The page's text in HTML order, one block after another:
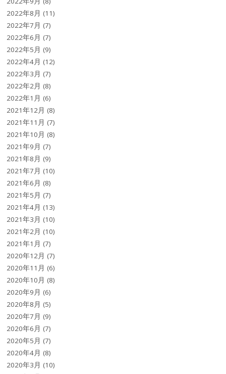
2022年8月 (11)
2022年7月 (7)
2022年6月 (7)
2022年5月 (9)
2022年4月 (12)
2022年3月 (7)
2022年2月 (8)
2022年1月 (6)
2021年12月 (8)
2021年11月 (7)
2021年10月 (8)
2021年9月 (7)
2021年8月 (9)
2021年7月 (10)
2021年6月 (8)
2021年5月 (7)
2021年4月 (13)
2021年3月 (10)
2021年2月 (10)
2021年1月 (7)
2020年12月 (7)
2020年11月 (6)
2020年10月 (8)
2020年9月 (6)
2020年8月 (5)
2020年7月 (9)
2020年6月 (7)
2020年5月 (7)
2020年4月 (8)
2020年3月 (10)